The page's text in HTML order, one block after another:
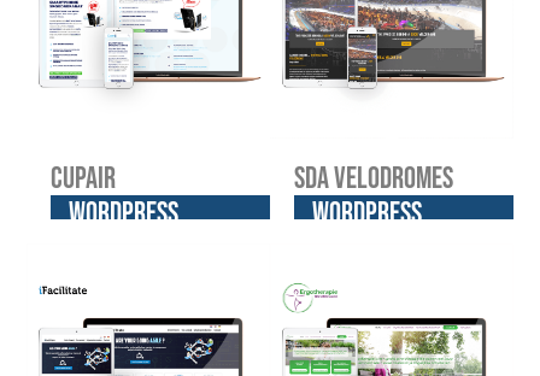
Cupair
WordPress
SDA Velodromes
WordPress